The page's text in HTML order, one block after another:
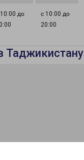
до
с 10:00 до
20:00
Таджикистану